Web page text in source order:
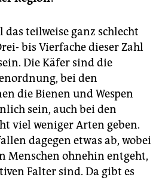
das teilweise ganz schlecht
bis Vierfache dieser Zahl
Die Käfer sind die
bei den
die Bienen und Wespen
sein, auch bei den
viel weniger Arten geben.
dagegen etwas ab, wobei
Menschen ohnehin entgeht,
Falter sind. Da gibt es